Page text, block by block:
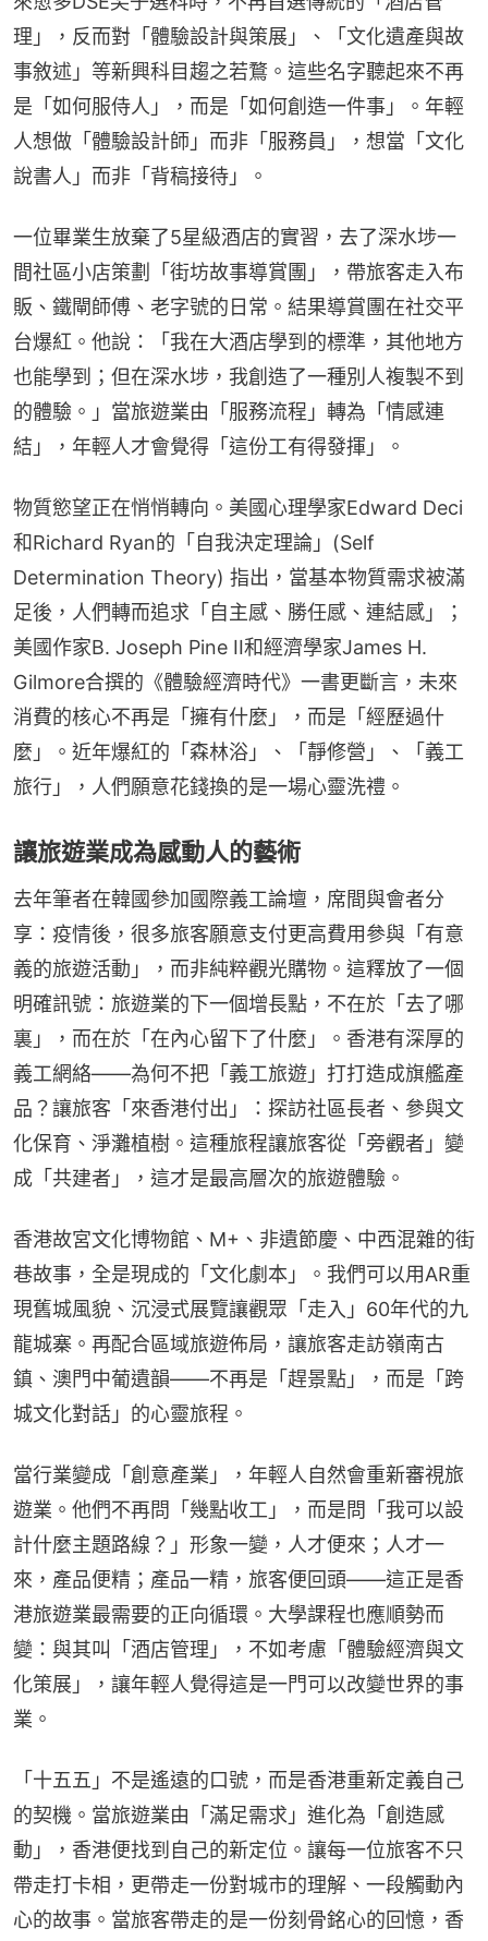
理」，反而對「體驗設計與策展」、「文化遺產與故
事敘述」等新興科目趨之若鶩。這些名字聽起來不再
是「如何服侍人」，而是「如何創造一件事」。年輕
人想做「體驗設計師」而非「服務員」，想當「文化
說書人」而非「背稿接待」。
一位畢業生放棄了5星級酒店的實習，去了深水埗一
間社區小店策劃「街坊故事導賞團」，帶旅客走入布
販、鐵閘師傅、老字號的日常。結果導賞團在社交平
台爆紅。他說：「我在大酒店學到的標準，其他地方
也能學到；但在深水埗，我創造了一種別人複製不到
的體驗。」當旅遊業由「服務流程」轉為「情感連
結」，年輕人才會覺得「這份工有得發揮」。
物質慾望正在悄悄轉向。美國心理學家Edward Deci
和Richard Ryan的「自我決定理論」(Self
Determination Theory) 指出，當基本物質需求被滿
足後，人們轉而追求「自主感、勝任感、連結感」；
美國作家B. Joseph Pine II和經濟學家James H.
Gilmore合撰的《體驗經濟時代》一書更斷言，未來
消費的核心不再是「擁有什麼」，而是「經歷過什
麼」。近年爆紅的「森林浴」、「靜修營」、「義工
旅行」，人們願意花錢換的是一場心靈洗禮。
讓旅遊業成為感動人的藝術
去年筆者在韓國參加國際義工論壇，席間與會者分
享：疫情後，很多旅客願意支付更高費用參與「有意
義的旅遊活動」，而非純粹觀光購物。這釋放了一個
明確訊號：旅遊業的下一個增長點，不在於「去了哪
裏」，而在於「在內心留下了什麼」。香港有深厚的
義工網絡——為何不把「義工旅遊」打打造成旗艦產
品？讓旅客「來香港付出」：探訪社區長者、參與文
化保育、淨灘植樹。這種旅程讓旅客從「旁觀者」變
成「共建者」，這才是最高層次的旅遊體驗。
香港故宮文化博物館、M+、非遺節慶、中西混雜的街
巷故事，全是現成的「文化劇本」。我們可以用AR重
現舊城風貌、沉浸式展覽讓觀眾「走入」60年代的九
龍城寨。再配合區域旅遊佈局，讓旅客走訪嶺南古
鎮、澳門中葡遺韻——不再是「趕景點」，而是「跨
城文化對話」的心靈旅程。
當行業變成「創意產業」，年輕人自然會重新審視旅
遊業。他們不再問「幾點收工」，而是問「我可以設
計什麼主題路線？」形象一變，人才便來；人才一
來，產品便精；產品一精，旅客便回頭——這正是香
港旅遊業最需要的正向循環。大學課程也應順勢而
變：與其叫「酒店管理」，不如考慮「體驗經濟與文
化策展」，讓年輕人覺得這是一門可以改變世界的事
業。
「十五五」不是遙遠的口號，而是香港重新定義自己
的契機。當旅遊業由「滿足需求」進化為「創造感
動」，香港便找到自己的新定位。讓每一位旅客不只
帶走打卡相，更帶走一份對城市的理解、一段觸動內
心的故事。當旅客帶走的是一份刻骨銘心的回憶，香